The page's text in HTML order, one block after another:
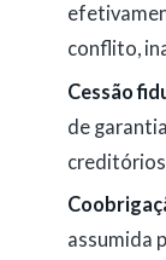
conflito,
Cessão
de
assumida